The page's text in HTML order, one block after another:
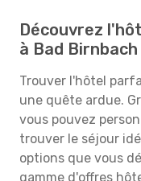
Découvrez
à Bad
Trouver l'hôtel
une quête ardue.
vous pouvez
trouver le séjour
options que vous
gamme d'offres